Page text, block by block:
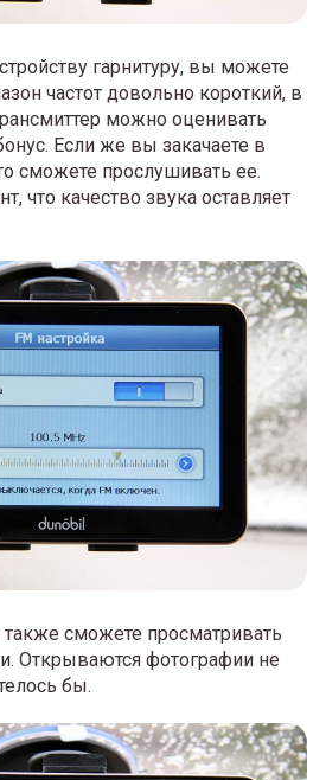
гарнитуру, вы можете
частот довольно короткий, в
можно оценивать
Если же вы закачаете в
сможете прослушивать ее.
что качество звука оставляет
сможете просматривать
Открываются фотографии не
бы.